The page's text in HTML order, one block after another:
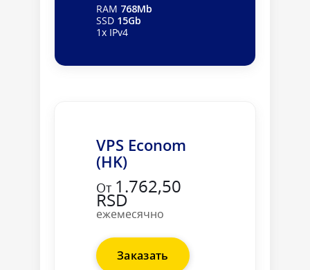
RAM 768Mb
SSD 15Gb
1x IPv4
VPS Econom
(HK)
От 1.762,50
RSD
ежемесячно
Заказать